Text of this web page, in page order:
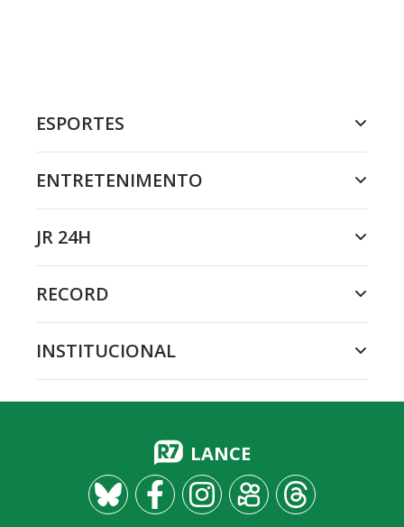
ESPORTES
ENTRETENIMENTO
JR 24H
RECORD
INSTITUCIONAL
LANCE